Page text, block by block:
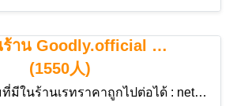
าน Goodly.official …
(1550人)
ในร้านเรทราคาถูกไปต่อได้ : net…